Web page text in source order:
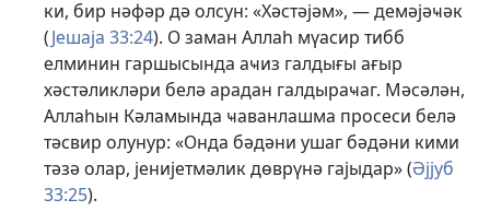
ки, бир нәфәр дә олсун: «Хәстәјәм», — демәјәҹәк
(Јешаја 33:24). О заман Аллаһ мүасир тибб
елминин гаршысында аҹиз галдығы ағыр
хәстәликләри белә арадан галдыраҹаг. Мәсәлән,
Аллаһын Кәламында ҹаванлашма просеси белә
тәсвир олунур: «Онда бәдәни ушаг бәдәни кими
тәзә олар, јенијетмәлик дөврүнә гајыдар» (Әјјуб
33:25).